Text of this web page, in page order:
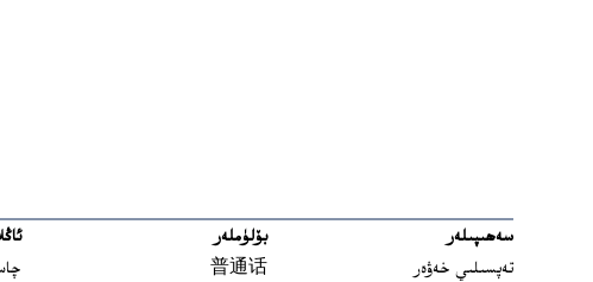
سەھىپىلەر
تەپسىلىي خەۋەر
بۆلۈملەر
普通话